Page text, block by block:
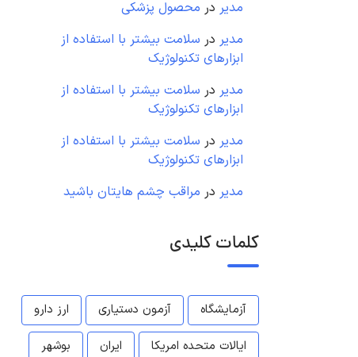
مدیر در محصول پزشکی
مدیر در سلامت بیشتر با استفاده از
ابزارهای تکنولوژیک
مدیر در سلامت بیشتر با استفاده از
ابزارهای تکنولوژیک
مدیر در سلامت بیشتر با استفاده از
ابزارهای تکنولوژیک
مدیر در مراقب چشم هایتان باشید
کلمات کلیدی
آزمایشگاه آزمون دستیاری
ارز دارو
ایالات متحده امریکا
ایران
بوشهر